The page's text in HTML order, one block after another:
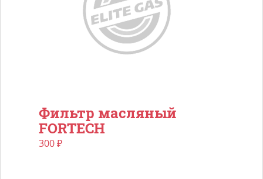
Фильтр масляный
FORTECH
300₽